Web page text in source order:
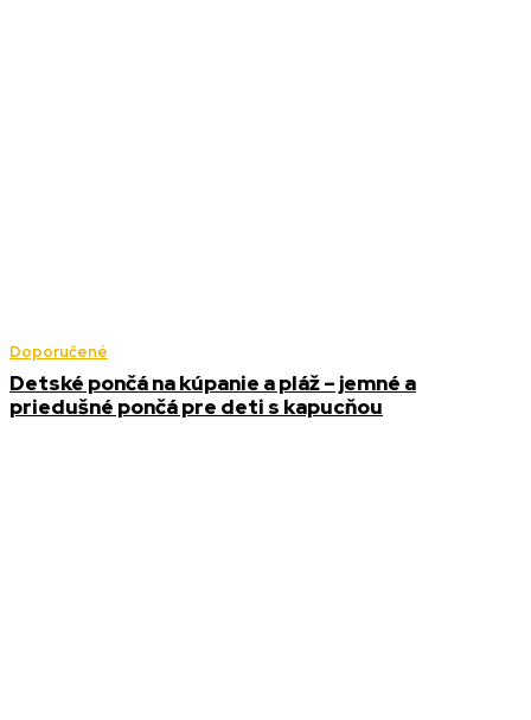
Doporučené
Detské pončá na kúpanie a pláž – jemné a
priedušné pončá pre deti s kapucňou